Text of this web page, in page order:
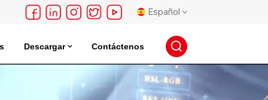
Español
English
français
Descargar Contáctenos